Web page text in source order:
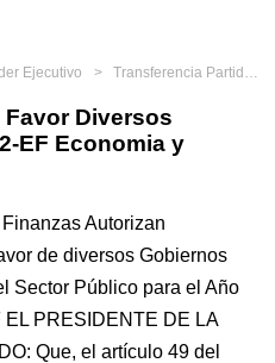
Ejecutivo Transferencia Partidas Favor Diversos Gobiernos DS 188-2022-EF Economia y Finanzas
Diversos
EF Economia y
Autorizan
de diversos Gobiernos
Sector Público para el Año
PRESIDENTE DE LA
Que, el artículo 49 del